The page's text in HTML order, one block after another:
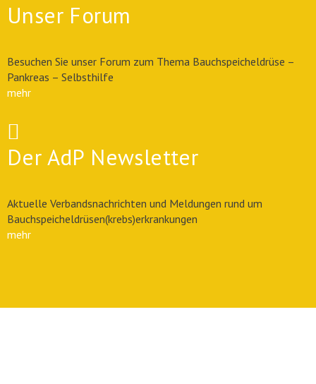
Unser Forum
Besuchen Sie unser Forum zum Thema Bauchspeicheldrüse –
Pankreas – Selbsthilfe
mehr
Der AdP Newsletter
Aktuelle Verbandsnachrichten und Meldungen rund um
Bauchspeicheldrüsen(krebs)erkrankungen
mehr